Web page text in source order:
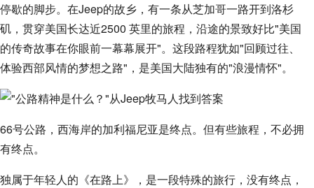
停歇的脚步。在Jeep的故乡，有一条从芝加哥一路开到洛杉
矶，贯穿美国长达近2500 英里的旅程，沿途的景致好比"美国
的传奇故事在你眼前一幕幕展开"。这段路程犹如"回顾过往、
体验西部风情的梦想之路"，是美国大陆独有的"浪漫情怀"。
66号公路，西海岸的加利福尼亚是终点。但有些旅程，不必拥
有终点。
独属于年轻人的《在路上》，是一段特殊的旅行，没有终点，